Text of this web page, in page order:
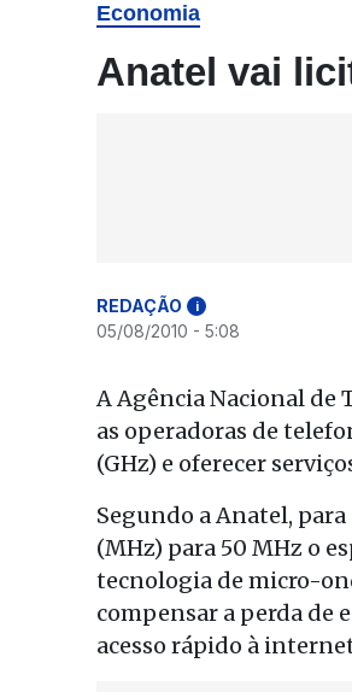
Economia
Anatel vai
REDAÇÃO i
05/08/2010 - 5:08
A Agência Nacional de
as operadoras de
(GHz) e oferecer
Segundo a Anatel,
(MHz) para 50 MHz o
tecnologia de micro-
compensar a perda de
acesso rápido à